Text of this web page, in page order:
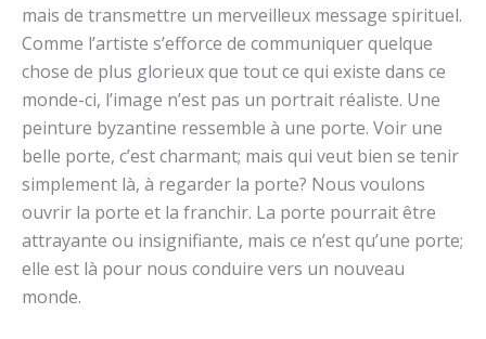
mais de transmettre un merveilleux message spirituel.
Comme l’artiste s’efforce de communiquer quelque
chose de plus glorieux que tout ce qui existe dans ce
monde-ci, l’image n’est pas un portrait réaliste. Une
peinture byzantine ressemble à une porte. Voir une
belle porte, c’est charmant; mais qui veut bien se tenir
simplement là, à regarder la porte? Nous voulons
ouvrir la porte et la franchir. La porte pourrait être
attrayante ou insignifiante, mais ce n’est qu’une porte;
elle est là pour nous conduire vers un nouveau
monde.